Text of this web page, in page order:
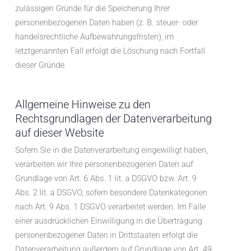
zulässigen Gründe für die Speicherung Ihrer
personenbezogenen Daten haben (z. B. steuer- oder
handelsrechtliche Aufbewahrungsfristen); im
letztgenannten Fall erfolgt die Löschung nach Fortfall
dieser Gründe.
Allgemeine Hinweise zu den
Rechtsgrundlagen der Datenverarbeitung
auf dieser Website
Sofern Sie in die Datenverarbeitung eingewilligt haben,
verarbeiten wir Ihre personenbezogenen Daten auf
Grundlage von Art. 6 Abs. 1 lit. a DSGVO bzw. Art. 9
Abs. 2 lit. a DSGVO, sofern besondere Datenkategorien
nach Art. 9 Abs. 1 DSGVO verarbeitet werden. Im Falle
einer ausdrücklichen Einwilligung in die Übertragung
personenbezogener Daten in Drittstaaten erfolgt die